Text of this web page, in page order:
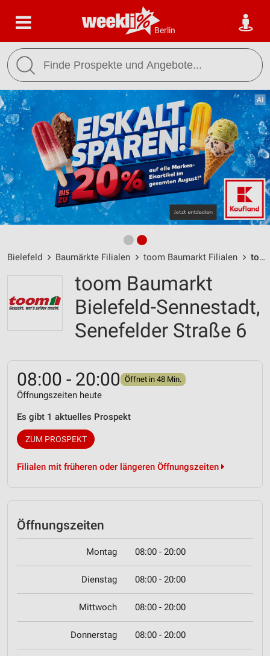
Berlin
Bielefeld Baumärkte Filialen toom Baumarkt Filialen toom Baumarkt Bielefeld-Sennestadt / Senefelder Straße 6 - Öffnungszeiten & Adresse
toom Baumarkt
Bielefeld-Sennestadt,
Senefelder Straße 6
08:00 - 20:00 Öffnet in 48 Min.
Öffnungszeiten heute
Es gibt 1 aktuelles Prospekt
ZUM PROSPEKT
Filialen mit früheren oder längeren Öffnungszeiten
Öffnungszeiten
Montag 08:00 - 20:00
Dienstag 08:00 - 20:00
Mittwoch 08:00 - 20:00
Donnerstag 08:00 - 20:00